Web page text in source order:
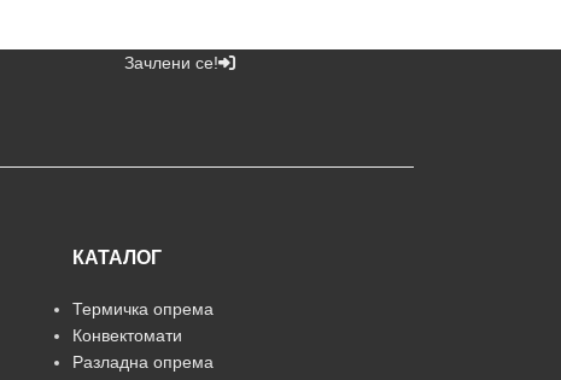
Зачлени се!
КАТАЛОГ
Термичка опрема
Конвектомати
Разладна опрема